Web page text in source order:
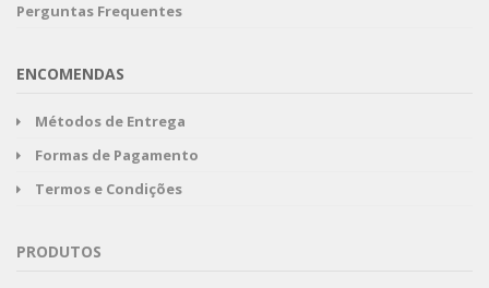
Perguntas Frequentes
ENCOMENDAS
Métodos de Entrega
Formas de Pagamento
Termos e Condições
PRODUTOS